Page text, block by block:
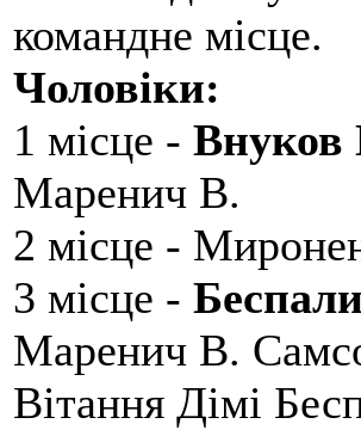
командне місце.
Чоловіки:
1 місце -
Маренич В.
2 місце -
3 місце -
Маренич В.
Вітання Дімі